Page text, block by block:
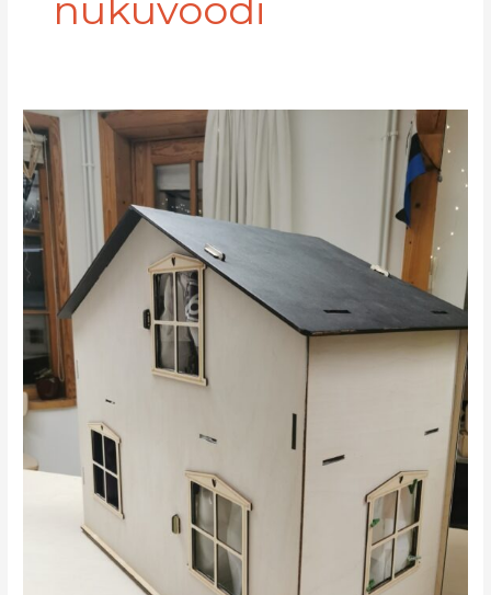
nukuvoodi
Nukumaja
huviring